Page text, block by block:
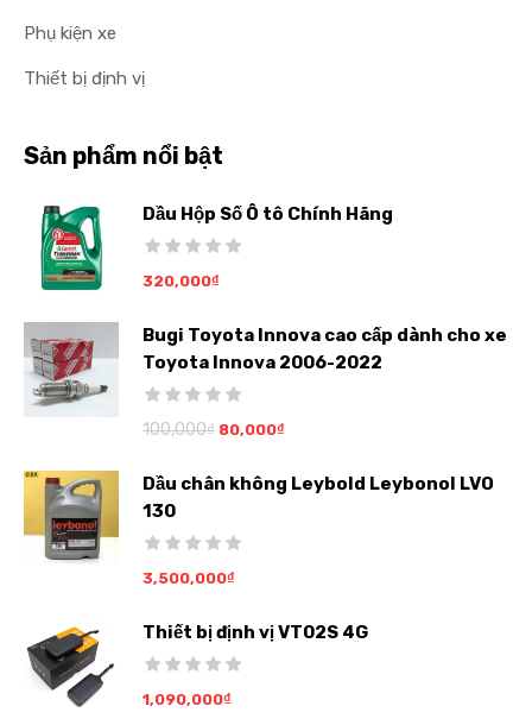
Phụ kiện xe
Thiết bị định vị
Sản phẩm nổi bật
Dầu Hộp Số Ô tô Chính Hãng
320,000₫
Bugi Toyota Innova cao cấp dành cho xe
Toyota Innova 2006-2022
100,000₫ 80,000₫
Dầu chân không Leybold Leybonol LVO
130
3,500,000₫
Thiết bị định vị VT02S 4G
1,090,000₫